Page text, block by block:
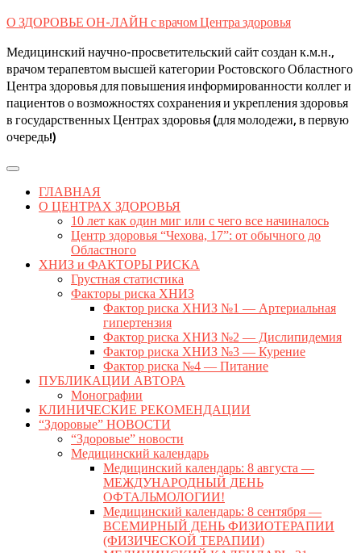
Skip
content
О ЗДОРОВЬЕ ОН-ЛАЙН с врачом Центра здоровья
Медицинский научно-просветительский сайт создан к.м.н.,
врачом терапевтом высшей категории Ростовского Областного
Центра здоровья для повышения информированности коллег и
пациентов о возможностях сохранения и укрепления здоровья
в государственных Центрах здоровья (для молодежи, в первую
очередь!)
Open
ButtonГЛАВНАЯ
О ЦЕНТРАХ ЗДОРОВЬЯ
10 лет как один миг или с чего все начиналось
Центр здоровья “Чехова, 17”: от обычного до
Областного
ХНИЗ и ФАКТОРЫ РИСКА
Грустная статистика
Факторы риска ХНИЗ
Фактор риска ХНИЗ №1 — Артериальная
гипертензия
Фактор риска ХНИЗ №2 — Дислипидемия
Фактор риска ХНИЗ №3 — Курение
Фактор риска №4 — Питание
ПУБЛИКАЦИИ АВТОРА
Монографии
КЛИНИЧЕСКИЕ РЕКОМЕНДАЦИИ
“Здоровые” НОВОСТИ
“Здоровые” новости
Медицинский календарь
Медицинский календарь: 8 августа —
МЕЖДУНАРОДНЫЙ ДЕНЬ
ОФТАЛЬМОЛОГИИ!
Медицинский календарь: 8 сентября —
ВСЕМИРНЫЙ ДЕНЬ ФИЗИОТЕРАПИИ
(ФИЗИЧЕСКОЙ ТЕРАПИИ)